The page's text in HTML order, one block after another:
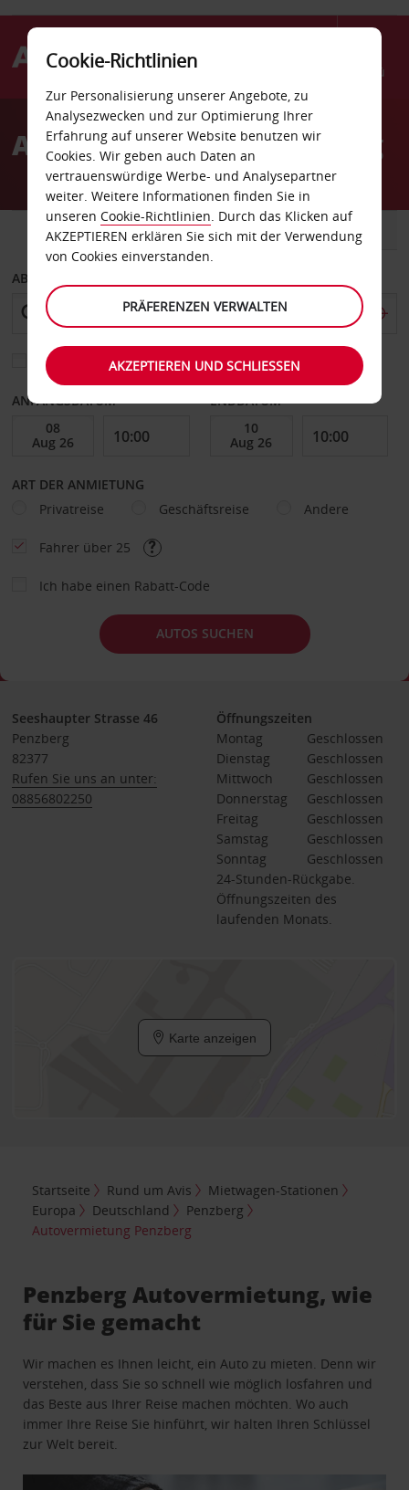
Menü
AvisAutovermietung Penzberg
FAHRZEUG TRANSPORTER
ABHOLEN VON
Eine andere Rückgabestation auswählen
ANFANGSDATUM ENDDATUM
ART DER ANMIETUNG
Privatreise
Geschäftsreise Andere
Fahrer über 25
Ich habe einen Rabatt-Code
AUTOS SUCHEN
Seeshaupter Strasse 46
Penzberg
82377
Rufen Sie uns an unter:
08856802250
Öffnungszeiten
Montag
Geschlossen
Dienstag
Geschlossen
Mittwoch
Geschlossen
Donnerstag
Geschlossen
Freitag
Geschlossen
Samstag
Geschlossen
Sonntag
Geschlossen
24-Stunden-Rückgabe.
Öffnungszeiten des
laufenden Monats.
Karte anzeigen
Startseite Rund um Avis
Mietwagen-Stationen
Europa
Deutschland
Penzberg
Autovermietung Penzberg
Penzberg Autovermietung, wie
für Sie gemacht
Wir machen es Ihnen leicht, ein Auto zu mieten. Denn wir
verstehen, dass Sie so schnell wie möglich losfahren und
das Beste aus Ihrer Reise machen möchten. Wo auch
immer Ihre Reise Sie hinführt, wir halten Ihren Schlüssel
zur Welt bereit.
Cookie-Richtlinien
Zur Personalisierung unserer Angebote, zu
Analysezwecken und zur Optimierung Ihrer
Erfahrung auf unserer Website benutzen wir
Cookies. Wir geben auch Daten an
vertrauenswürdige Werbe- und Analysepartner
weiter. Weitere Informationen finden Sie in
unseren Cookie-Richtlinien. Durch das Klicken auf
AKZEPTIEREN erklären Sie sich mit der Verwendung
von Cookies einverstanden.
PRÄFERENZEN VERWALTEN
AKZEPTIEREN UND SCHLIESSEN